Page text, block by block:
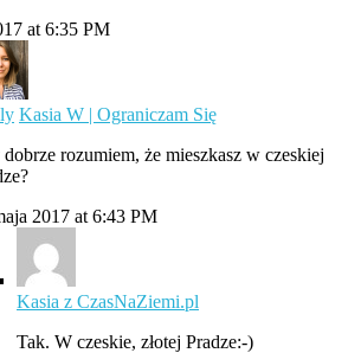
at 6:35 PM
Kasia W | Ograniczam Się
rozumiem, że mieszkasz w czeskiej
2017 at 6:43 PM
Kasia z CzasNaZiemi.pl
Tak. W czeskie, złotej Pradze:-)